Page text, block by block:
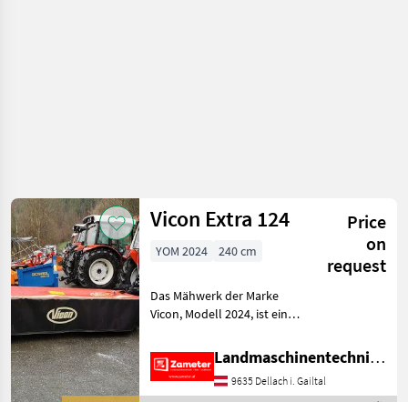
Vicon Extra 124
Price
on
request
YOM 2024 240 cm
Das Mähwerk der Marke
Vicon, Modell 2024, ist ein
landwirtschaftliches Gerät
mit einer beeindruckenden
240cm Breite. Es ist
Landmaschinentechnik Zameter Petra
9635 Dellach i. Gailtal